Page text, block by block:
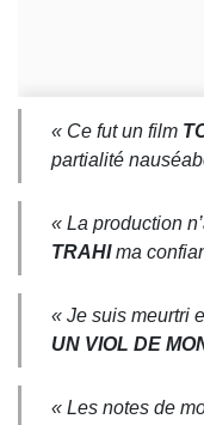
« Ce fut un film
partialité
« La production
TRAHIma
« Je suis meurtri
UN VIOL DE
« Les notes de